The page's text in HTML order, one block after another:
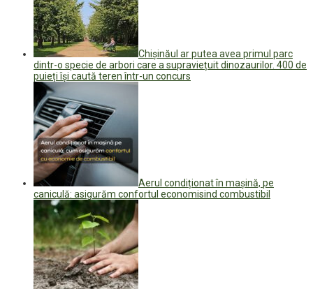
Chișinăul ar putea avea primul parc
dintr-o specie de arbori care a supraviețuit dinozaurilor. 400 de
puieți își caută teren într-un concurs
Aerul condiționat în mașină, pe
caniculă: asigurăm confortul economisind combustibil